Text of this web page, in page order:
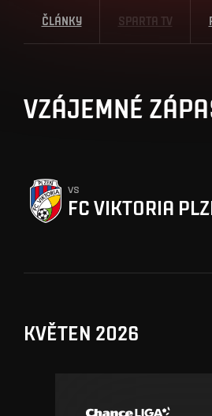
ČLÁNKY SPARTA TV
VZÁJEMNÉ
vs
FC VIKTORIA
KVĚTEN 2026